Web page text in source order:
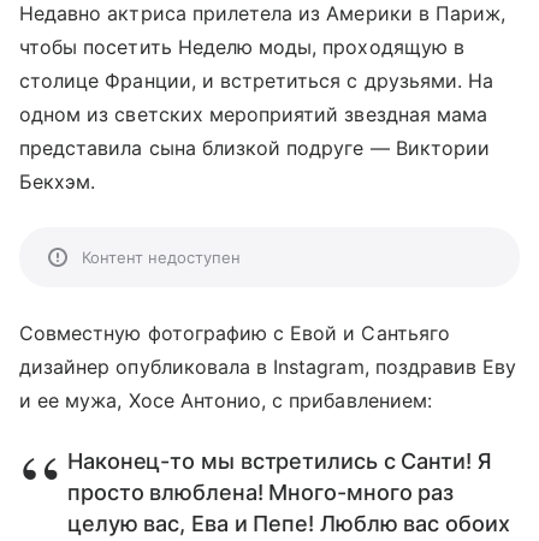
Недавно актриса прилетела из Америки в Париж,
чтобы посетить Неделю моды, проходящую в
столице Франции, и встретиться с друзьями. На
одном из светских мероприятий звездная мама
представила сына близкой подруге — Виктории
Бекхэм.
Контент недоступен
Совместную фотографию с Евой и Сантьяго
дизайнер опубликовала в Instagram, поздравив Еву
и ее мужа, Хосе Антонио, с прибавлением:
Наконец-то мы встретились с Санти! Я
просто влюблена! Много-много раз
целую вас, Ева и Пепе! Люблю вас обоих